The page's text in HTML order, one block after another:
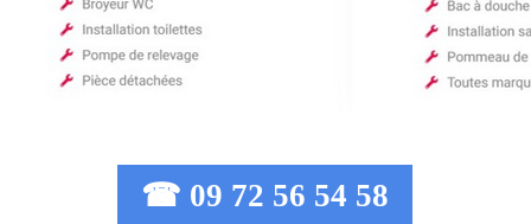
☎ 09 72 56 54 58